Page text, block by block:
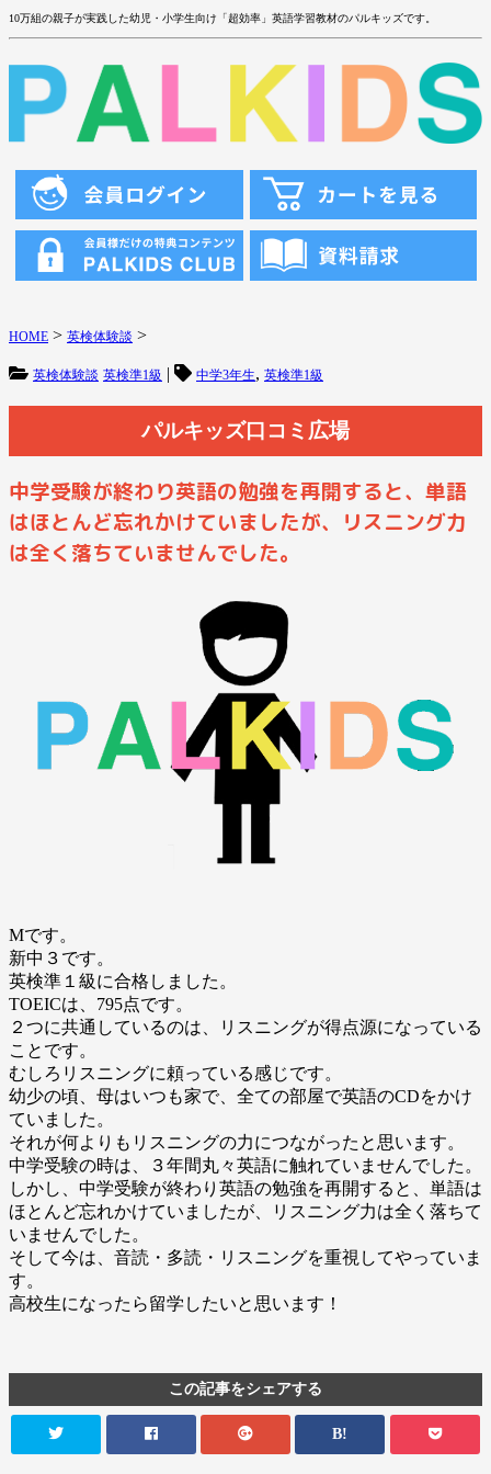
10万組の親子が実践した幼児・小学生向け「超効率」英語学習教材のパルキッズです。
HOME > 英検体験談 >
英検体験談 英検準1級 | 中学3年生, 英検準1級
パルキッズ口コミ広場
中学受験が終わり英語の勉強を再開すると、単語
はほとんど忘れかけていましたが、リスニング力
は全く落ちていませんでした。
Mです。
新中３です。
英検準１級に合格しました。
TOEICは、795点です。
２つに共通しているのは、リスニングが得点源になっている
ことです。
むしろリスニングに頼っている感じです。
幼少の頃、母はいつも家で、全ての部屋で英語のCDをかけ
ていました。
それが何よりもリスニングの力につながったと思います。
中学受験の時は、３年間丸々英語に触れていませんでした。
しかし、中学受験が終わり英語の勉強を再開すると、単語は
ほとんど忘れかけていましたが、リスニング力は全く落ちて
いませんでした。
そして今は、音読・多読・リスニングを重視してやっていま
す。
高校生になったら留学したいと思います！
この記事をシェアする
B!